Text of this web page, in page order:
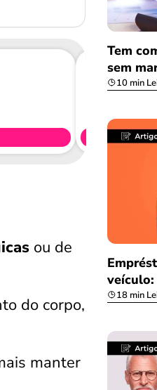
ou de
do corpo,
manter
Tem
sem
10 min
veículo:
18 min